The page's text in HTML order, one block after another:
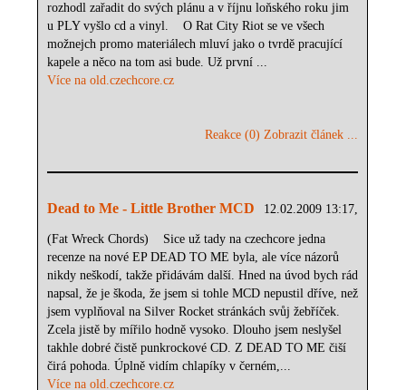
rozhodl zařadit do svých plánu a v říjnu loňského roku jim
u PLY vyšlo cd a vinyl. O Rat City Riot se ve všech
možnejch promo materiálech mluví jako o tvrdě pracující
kapele a něco na tom asi bude. Už první ...
Více na old.czechcore.cz
Reakce (0) Zobrazit článek ...
12.02.2009 13:17,
Dead to Me - Little Brother MCD
(Fat Wreck Chords) Sice už tady na czechcore jedna
recenze na nové EP DEAD TO ME byla, ale více názorů
nikdy neškodí, takže přidávám další. Hned na úvod bych rád
napsal, že je škoda, že jsem si tohle MCD nepustil dříve, než
jsem vyplňoval na Silver Rocket stránkách svůj žebříček.
Zcela jistě by mířilo hodně vysoko. Dlouho jsem neslyšel
takhle dobré čistě punkrockové CD. Z DEAD TO ME čiší
čirá pohoda. Úplně vidím chlapíky v černém,...
Více na old.czechcore.cz